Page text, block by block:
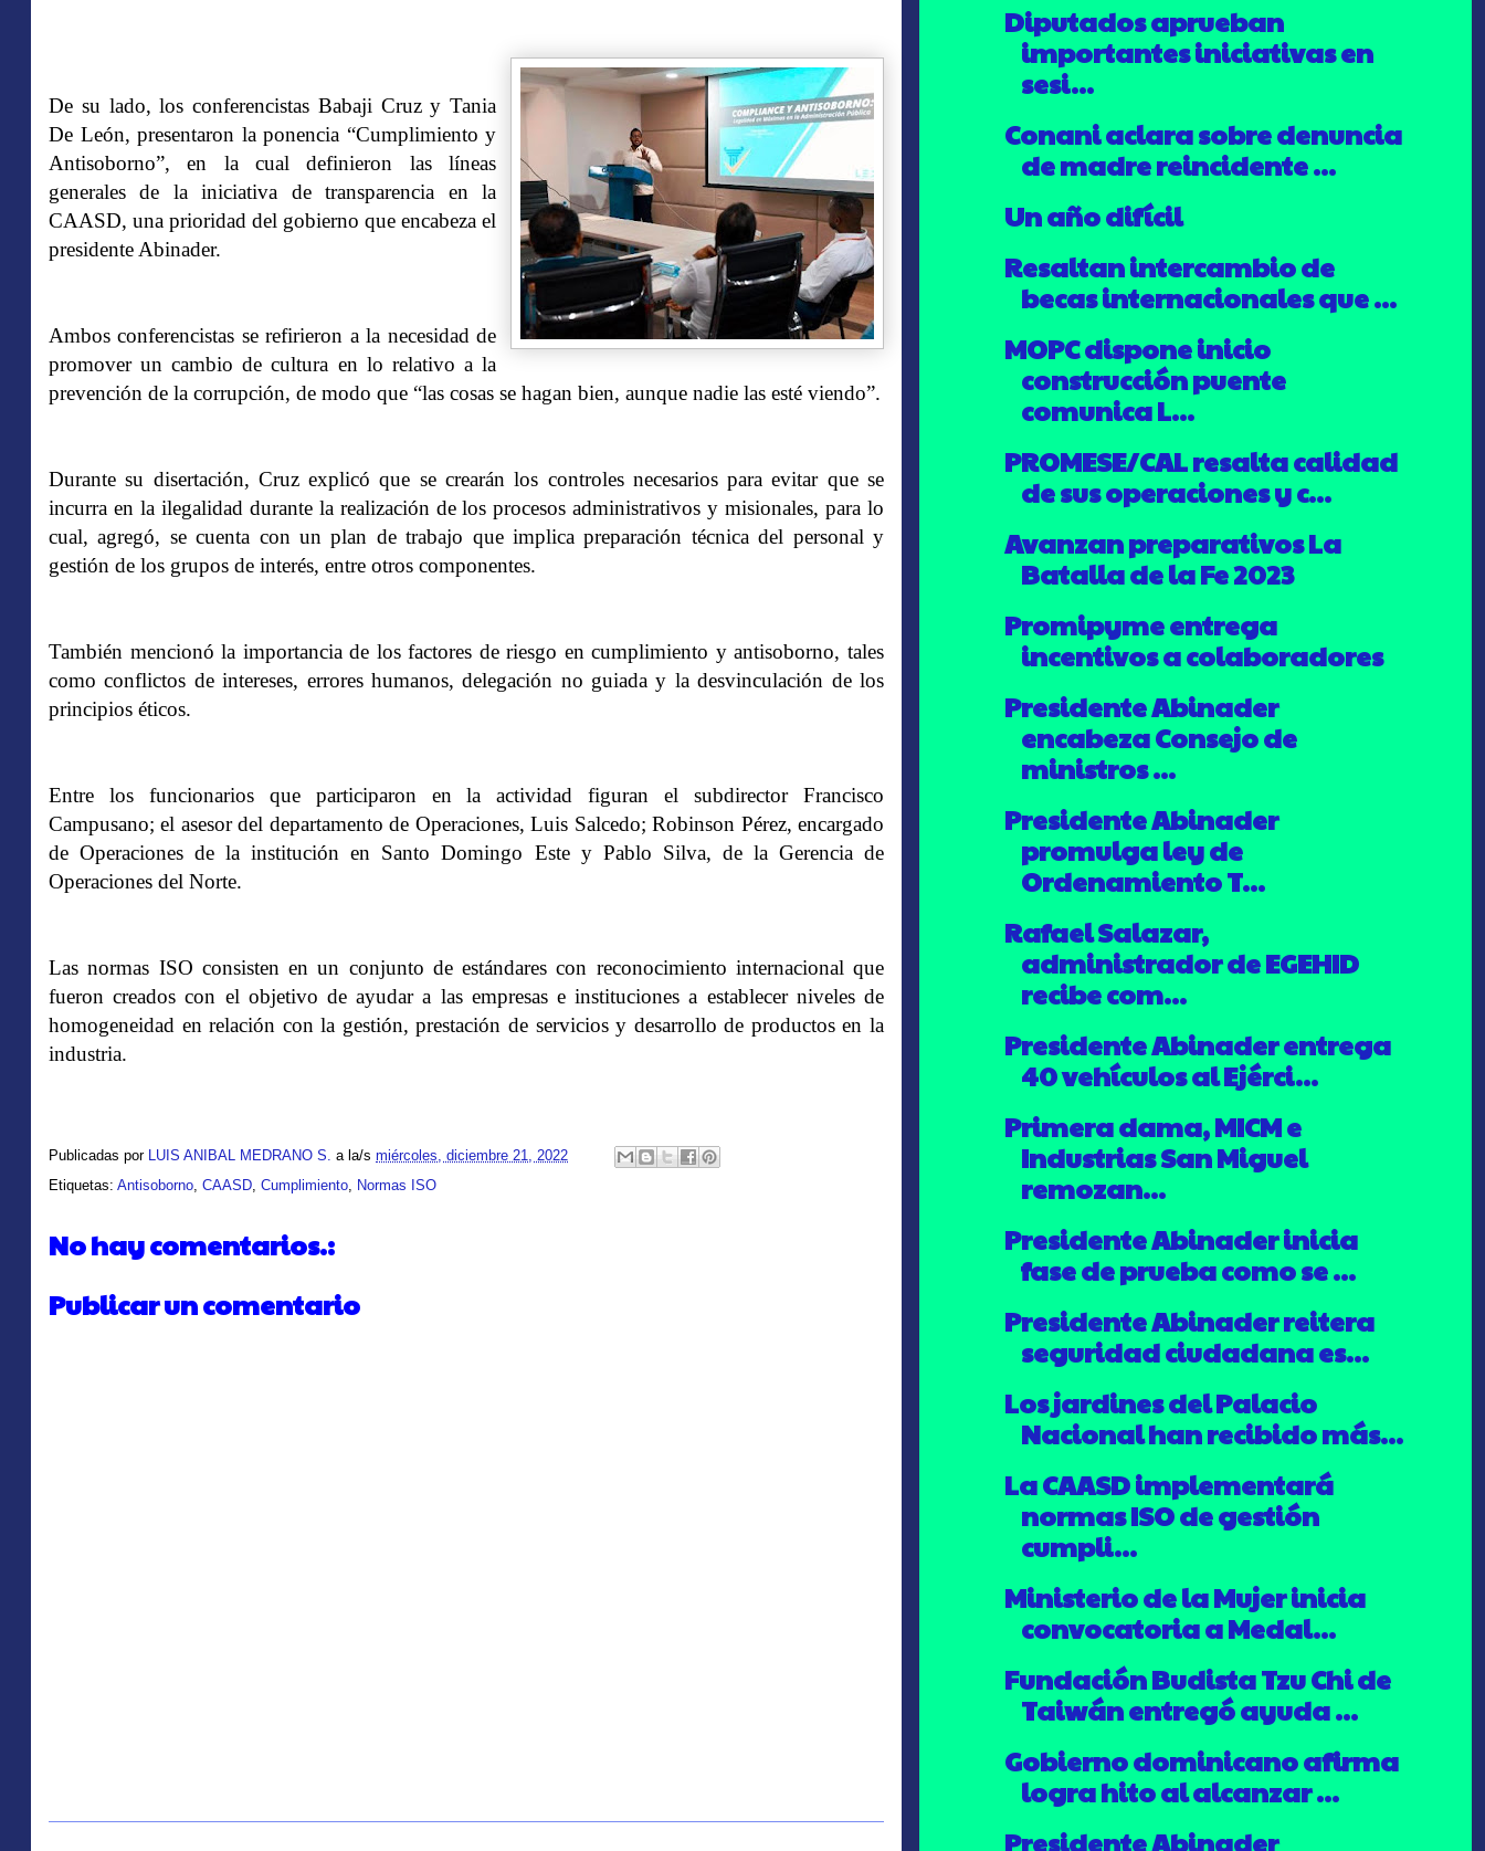
De su lado, los conferencistas Babaji Cruz y Tania
De León, presentaron la ponencia “Cumplimiento y
Antisoborno”, en la cual definieron las líneas
generales de la iniciativa de transparencia en la
CAASD, una prioridad del gobierno que encabeza el
presidente Abinader.
Ambos conferencistas se refirieron a la necesidad de
promover un cambio de cultura en lo relativo a la
prevención de la corrupción, de modo que “las cosas se hagan bien, aunque nadie las esté viendo”.
Durante su disertación, Cruz explicó que se crearán los controles necesarios para evitar que se
incurra en la ilegalidad durante la realización de los procesos administrativos y misionales, para lo
cual, agregó, se cuenta con un plan de trabajo que implica preparación técnica del personal y
gestión de los grupos de interés, entre otros componentes.
También mencionó la importancia de los factores de riesgo en cumplimiento y antisoborno, tales
como conflictos de intereses, errores humanos, delegación no guiada y la desvinculación de los
principios éticos.
Entre los funcionarios que participaron en la actividad figuran el subdirector Francisco
Campusano; el asesor del departamento de Operaciones, Luis Salcedo; Robinson Pérez, encargado
de Operaciones de la institución en Santo Domingo Este y Pablo Silva, de la Gerencia de
Operaciones del Norte.
Las normas ISO consisten en un conjunto de estándares con reconocimiento internacional que
fueron creados con el objetivo de ayudar a las empresas e instituciones a establecer niveles de
homogeneidad en relación con la gestión, prestación de servicios y desarrollo de productos en la
industria.
Publicadas por LUIS ANIBAL MEDRANO S. a la/s miércoles, diciembre 21, 2022
Etiquetas: Antisoborno, CAASD, Cumplimiento, Normas ISO
No hay comentarios.:
Publicar un comentario
Diputados aprueban
importantes iniciativas en
sesi...
Conani aclara sobre denuncia
de madre reincidente ...
Un año difícil
Resaltan intercambio de
becas internacionales que ...
MOPC dispone inicio
construcción puente
comunica L...
PROMESE/CAL resalta calidad
de sus operaciones y c...
Avanzan preparativos La
Batalla de la Fe 2023
Promipyme entrega
incentivos a colaboradores
Presidente Abinader
encabeza Consejo de
ministros ...
Presidente Abinader
promulga ley de
Ordenamiento T...
Rafael Salazar,
administrador de EGEHID
recibe com...
Presidente Abinader entrega
40 vehículos al Ejérci...
Primera dama, MICM e
Industrias San Miguel
remozan...
Presidente Abinader inicia
fase de prueba como se ...
Presidente Abinader reitera
seguridad ciudadana es...
Los jardines del Palacio
Nacional han recibido más...
La CAASD implementará
normas ISO de gestión
cumpli...
Ministerio de la Mujer inicia
convocatoria a Medal...
Fundación Budista Tzu Chi de
Taiwán entregó ayuda ...
Gobierno dominicano afirma
logra hito al alcanzar ...
Presidente Abinader